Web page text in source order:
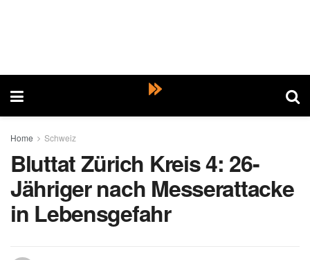
Home Schweiz
Bluttat Zürich Kreis 4: 26-
Jähriger nach Messerattacke
in Lebensgefahr